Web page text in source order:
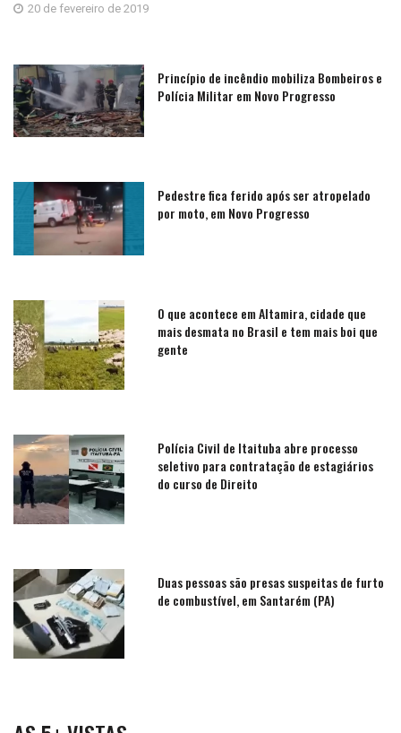
20 de fevereiro de 2019
Princípio de incêndio mobiliza Bombeiros e
Polícia Militar em Novo Progresso
Pedestre fica ferido após ser atropelado
por moto, em Novo Progresso
O que acontece em Altamira, cidade que
mais desmata no Brasil e tem mais boi que
gente
Polícia Civil de Itaituba abre processo
seletivo para contratação de estagiários
do curso de Direito
Duas pessoas são presas suspeitas de furto
de combustível, em Santarém (PA)